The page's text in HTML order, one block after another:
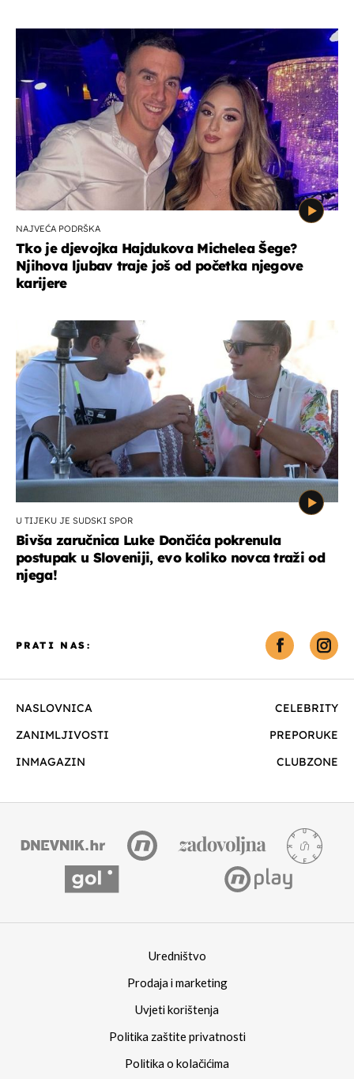
NAJVEĆA PODRŠKA
Tko je djevojka Hajdukova Michelea Šege?
Njihova ljubav traje još od početka njegove
karijere
U TIJEKU JE SUDSKI SPOR
Bivša zaručnica Luke Dončića pokrenula
postupak u Sloveniji, evo koliko novca traži od
njega!
NASLOVNICA
CELEBRITY
ZANIMLJIVOSTI
PREPORUKE
INMAGAZIN
CLUBZONE
PRATI NAS:
Uredništvo
Prodaja i marketing
Uvjeti korištenja
Politika zaštite privatnosti
Politika o kolačićima